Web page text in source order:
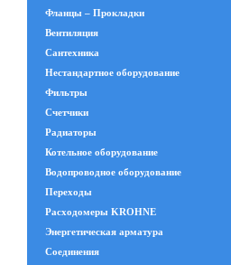
Фланцы – Прокладки
Вентиляция
Сантехника
Нестандартное оборудование
Фильтры
Счетчики
Радиаторы
Котельное оборудование
Водопроводное оборудование
Переходы
Расходомеры KROHNE
Энергетическая арматура
Соединения